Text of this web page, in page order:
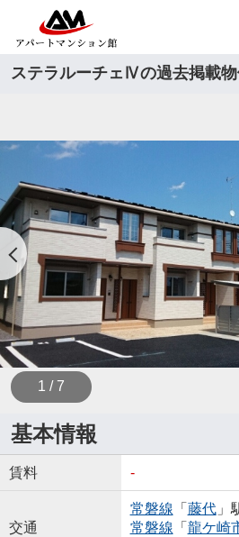
ステラルーチェⅣの過去掲載
1 / 7
基本情報
賃料 -
交通
常磐線 「 藤代」
常磐線 「 龍ケ崎